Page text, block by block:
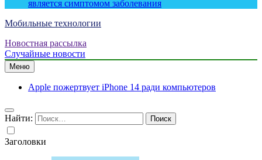
является симптомом заболевания
Мобильные технологии
Новостная рассылка
Случайные новости
Меню
Apple пожертвует iPhone 14 ради компьютеров
Найти:
Заголовки